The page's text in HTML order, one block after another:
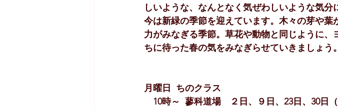
しいような、なんとなく気ぜわしいような気分
今は新緑の季節を迎えています。木々の芽や
力がみなぎる季節。草花や動物と同じように
ちに待った春の気をみなぎらせていきましょう。
月曜日  ちのクラス
10時～  蓼科道場　２日、９日、23日、30日